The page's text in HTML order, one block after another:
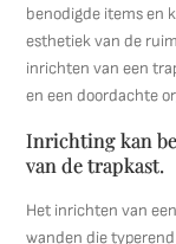
benodigde items en
esthetiek van de
inrichten van een
en een doordachte
Inrichting kan
van de trapkast.
Het inrichten van
wanden die